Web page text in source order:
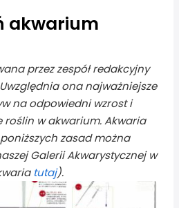
akwarium
przez zespół redakcyjny
ona najważniejsze
na odpowiedni wzrost i
roślin w akwarium. Akwaria
zasad można
Galerii Akwarystycznej w
tutaj).